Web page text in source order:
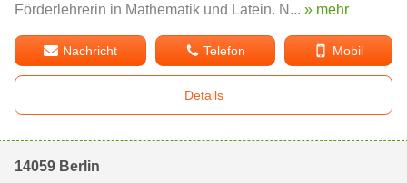
Förderlehrerin in Mathematik und Latein. N... » mehr
Nachricht Telefon Mobil
Details
14059 Berlin